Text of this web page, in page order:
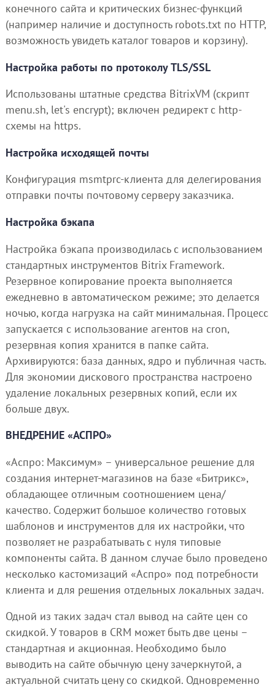
конечного сайта и критических бизнес-функций
(например наличие и доступность robots.txt по HTTP,
возможность увидеть каталог товаров и корзину).
Настройка работы по протоколу TLS/SSL
Использованы штатные средства BitrixVM (скрипт
menu.sh, let's encrypt); включен редирект с http-
схемы на https.
Настройка исходящей почты
Конфигурация msmtprc-клиента для делегирования
отправки почты почтовому серверу заказчика.
Настройка бэкапа
Настройка бэкапа производилась с использованием
стандартных инструментов Bitrix Framework.
Резервное копирование проекта выполняется
ежедневно в автоматическом режиме; это делается
ночью, когда нагрузка на сайт минимальная. Процесс
запускается с использование агентов на cron,
резервная копия хранится в папке сайта.
Архивируются: база данных, ядро и публичная часть.
Для экономии дискового пространства настроено
удаление локальных резервных копий, если их
больше двух.
ВНЕДРЕНИЕ «АСПРО»
«Аспро: Максимум» – универсальное решение для
создания интернет-магазинов на базе «Битрикс»,
обладающее отличным соотношением цена/
качество. Содержит большое количество готовых
шаблонов и инструментов для их настройки, что
позволяет не разрабатывать с нуля типовые
компоненты сайта. В данном случае было проведено
несколько кастомизаций «Аспро» под потребности
клиента и для решения отдельных локальных задач.
Одной из таких задач стал вывод на сайте цен со
скидкой. У товаров в CRM может быть две цены –
стандартная и акционная. Необходимо было
выводить на сайте обычную цену зачеркнутой, а
актуальной считать цену со скидкой. Одновременно